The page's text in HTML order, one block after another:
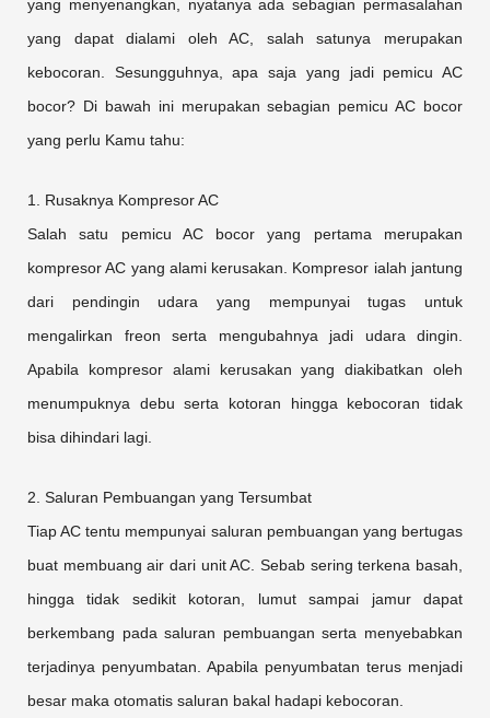
yang menyenangkan, nyatanya ada sebagian permasalahan
yang dapat dialami oleh AC, salah satunya merupakan
kebocoran. Sesungguhnya, apa saja yang jadi pemicu AC
bocor? Di bawah ini merupakan sebagian pemicu AC bocor
yang perlu Kamu tahu:
1. Rusaknya Kompresor AC
Salah satu pemicu AC bocor yang pertama merupakan
kompresor AC yang alami kerusakan. Kompresor ialah jantung
dari pendingin udara yang mempunyai tugas untuk
mengalirkan freon serta mengubahnya jadi udara dingin.
Apabila kompresor alami kerusakan yang diakibatkan oleh
menumpuknya debu serta kotoran hingga kebocoran tidak
bisa dihindari lagi.
2. Saluran Pembuangan yang Tersumbat
Tiap AC tentu mempunyai saluran pembuangan yang bertugas
buat membuang air dari unit AC. Sebab sering terkena basah,
hingga tidak sedikit kotoran, lumut sampai jamur dapat
berkembang pada saluran pembuangan serta menyebabkan
terjadinya penyumbatan. Apabila penyumbatan terus menjadi
besar maka otomatis saluran bakal hadapi kebocoran.